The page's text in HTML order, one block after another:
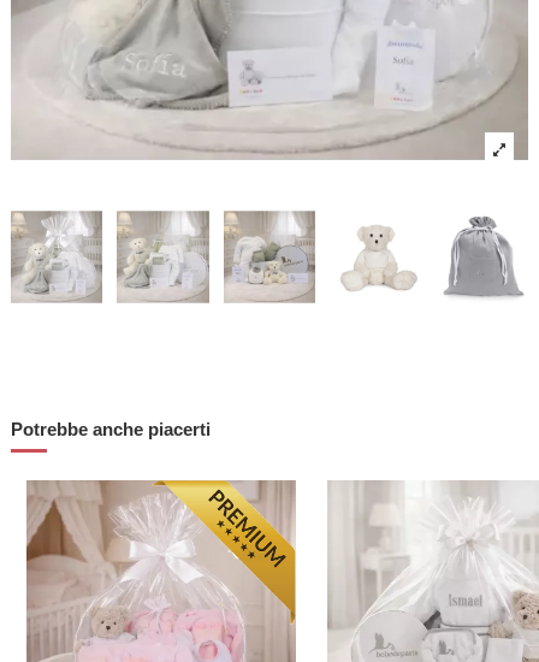
Potrebbe anche piacerti